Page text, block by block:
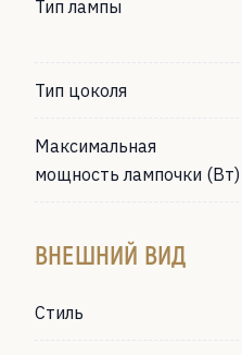
Тип лампы
Тип цоколя
Максимальная
мощность лампочки (Вт)
ВНЕШНИЙ ВИД
Стиль